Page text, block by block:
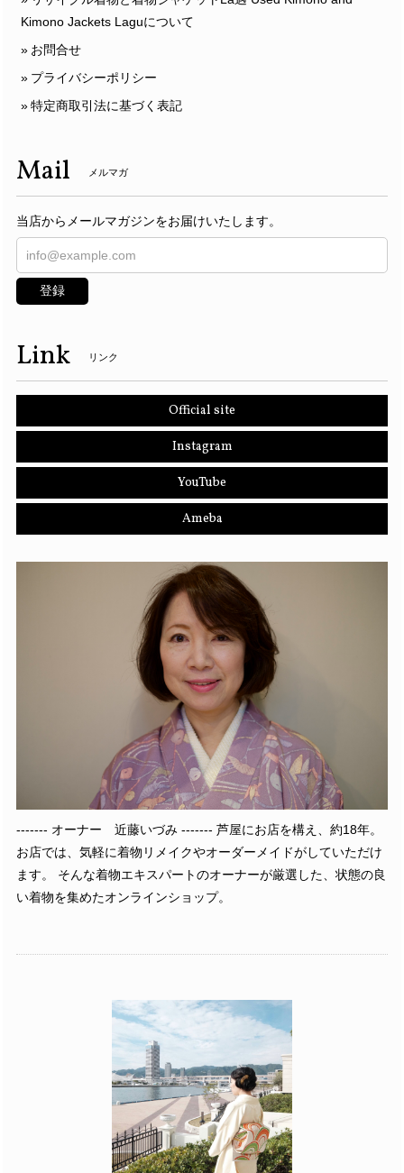
Kimono Jackets Laguについて
お問合せ
プライバシーポリシー
特定商取引法に基づく表記
Mail メルマガ
当店からメールマガジンをお届けいたします。
登録
Link リンク
Official site
Instagram
YouTube
Ameba
------- オーナー 近藤いづみ ------- 芦屋にお店を構え、約18年。
お店では、気軽に着物リメイクやオーダーメイドがしていただけ
ます。 そんな着物エキスパートのオーナーが厳選した、状態の良
い着物を集めたオンラインショップ。